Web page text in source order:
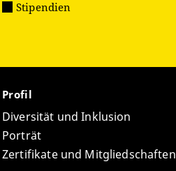
Stipendien
Profil
Diversität und Inklusion
Porträt
Zertifikate und Mitgliedschaften